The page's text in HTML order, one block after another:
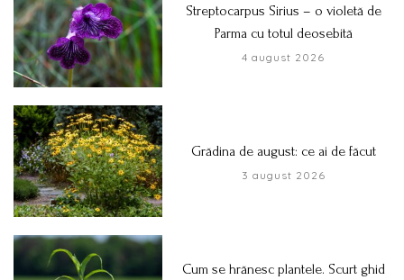
Streptocarpus Sirius – o violetă de
Parma cu totul deosebită
4 august 2026
Grădina de august: ce ai de făcut
3 august 2026
Cum se hrănesc plantele. Scurt ghid